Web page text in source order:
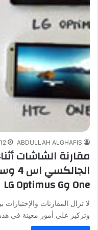
ABDULLAH ALGHAFIS 12 أبريل,2013
مقارنة الشاشات
One وLG Optimus G
لا تزال المقارنات
وتركيز على أمور معينة في